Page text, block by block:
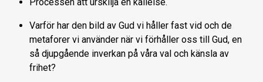
Varför har den bild av Gud vi håller fast vid och de
metaforer vi använder när vi förhåller oss till Gud, en
så djupgående inverkan på våra val och känsla av
frihet?